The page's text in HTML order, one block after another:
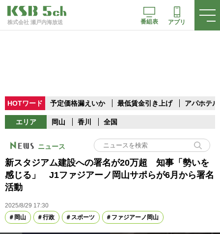
株式会社 瀬戸内海放送 番組表 アプリ
HOTワード 予定価格漏えいか 最低賃金引き上げ アパホテル
エリア 岡山 香川 全国
ニュース
新スタジアム建設への署名が20万超 知事「勢いを
感じる」 J1ファジアーノ岡山サポらが6月から署名
活動
2025/8/29 17:30
岡山
行政 スポーツ ファジアーノ岡山